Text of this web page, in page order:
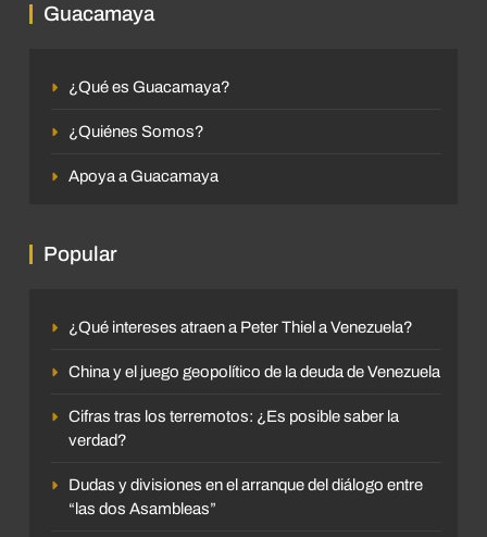
Guacamaya
¿Qué es Guacamaya?
¿Quiénes Somos?
Apoya a Guacamaya
Popular
¿Qué intereses atraen a Peter Thiel a Venezuela?
China y el juego geopolítico de la deuda de Venezuela
Cifras tras los terremotos: ¿Es posible saber la
verdad?
Dudas y divisiones en el arranque del diálogo entre
“las dos Asambleas”